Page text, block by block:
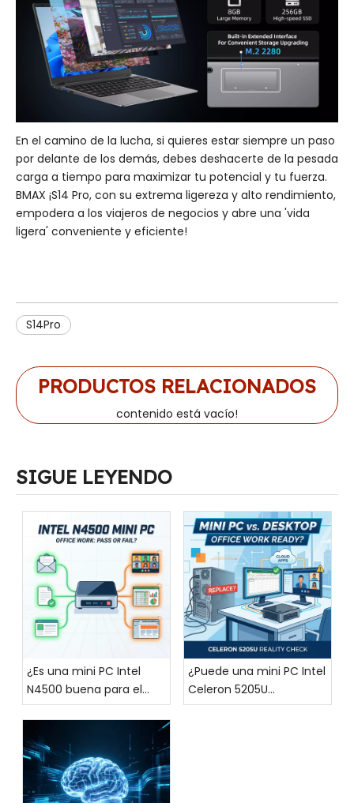
En el camino de la lucha, si quieres estar siempre un paso
por delante de los demás, debes deshacerte de la pesada
carga a tiempo para maximizar tu potencial y tu fuerza.
BMAX ¡S14 Pro, con su extrema ligereza y alto rendimiento,
empodera a los viajeros de negocios y abre una 'vida
ligera' conveniente y eficiente!
S14Pro
PRODUCTOS RELACIONADOS
contenido está vacío!
SIGUE LEYENDO
¿Es una mini PC Intel
N4500 buena para el
trabajo diario de oficina?
¿Puede una mini PC Intel
Celeron 5205U
reemplazar una